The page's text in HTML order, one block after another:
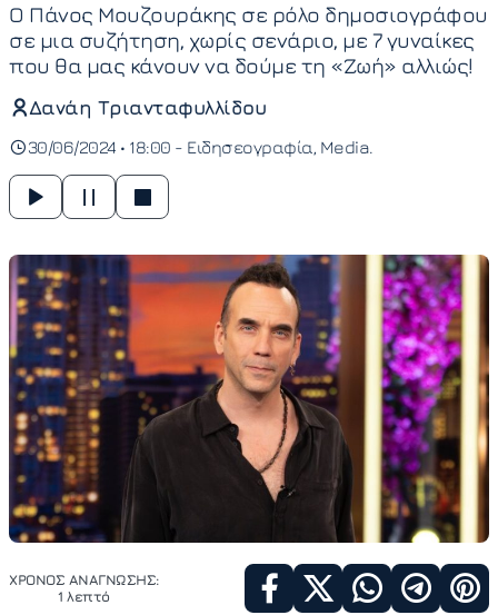
O Πάνος Μουζουράκης σε ρόλο δημοσιογράφου
σε μια συζήτηση, χωρίς σενάριο, με 7 γυναίκες
που θα μας κάνουν να δούμε τη «Ζωή» αλλιώς!
Δανάη Τριανταφυλλίδου
30/06/2024 • 18:00 - Ειδησεογραφία Media
ΧΡΟΝΟΣ ΑΝΑΓΝΩΣΗΣ:
1 λεπτό